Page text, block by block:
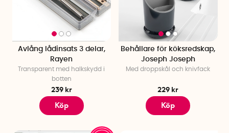
Avlång lådinsats 3 delar,
Rayen
Transparent med halkskydd i
botten
239 kr
Köp
Behållare för köksredskap,
Joseph Joseph
Med droppskål och knivfack
229 kr
Köp